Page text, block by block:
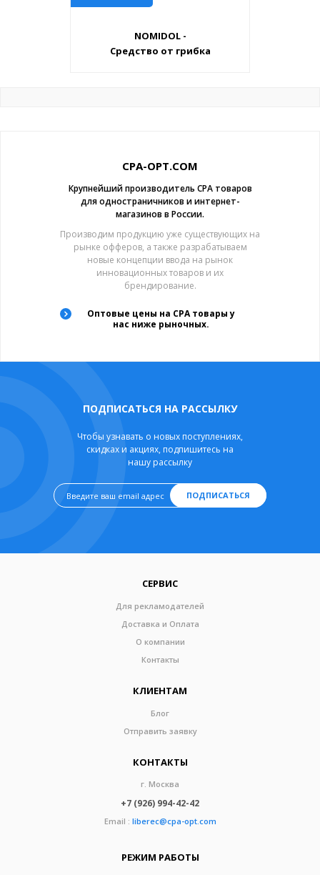
NOMIDOL -
Средство от грибка
CPA-OPT.COM
Крупнейший производитель CPA товаров
для одностраничников и интернет-
магазинов в России.
Производим продукцию уже существующих на
рынке офферов, а также разрабатываем
новые концепции ввода на рынок
инновационных товаров и их
брендирование.
Оптовые цены на CPA товары у
нас ниже рыночных.
ПОДПИСАТЬСЯ НА РАССЫЛКУ
Чтобы узнавать о новых поступлениях,
скидках и акциях, подпишитесь на
нашу рассылку
ПОДПИСАТЬСЯ
СЕРВИС
Для рекламодателей
Доставка и Оплата
О компании
Контакты
КЛИЕНТАМ
Блог
Отправить заявку
КОНТАКТЫ
г. Москва
+7 (926) 994-42-42
Email : liberec@cpa-opt.com
РЕЖИМ РАБОТЫ